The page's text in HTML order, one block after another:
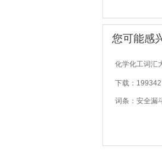
您可能感
化学化工词汇
下载：199342
词条：安全漏